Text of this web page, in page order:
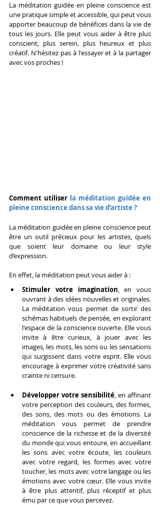
La méditation guidée en pleine conscience est
une pratique simple et accessible, qui peut vous
apporter beaucoup de bénéfices dans la vie de
tous les jours. Elle peut vous aider à être plus
conscient, plus serein, plus heureux et plus
créatif. N'hésitez pas à l'essayer et à la partager
avec vos proches !
Comment utiliser la méditation guidée en
pleine conscience dans sa vie d’artiste ?
La méditation guidée en pleine conscience peut
être un outil précieux pour les artistes, quels
que soient leur domaine ou leur style
d’expression.
En effet, la méditation peut vous aider à :
Stimuler votre imagination, en vous
ouvrant à des idées nouvelles et originales.
La méditation vous permet de sortir des
schémas habituels de pensée, en explorant
l'espace de la conscience ouverte. Elle vous
invite à être curieux, à jouer avec les
images, les mots, les sons ou les sensations
qui surgissent dans votre esprit. Elle vous
encourage à exprimer votre créativité sans
crainte ni censure.
Développer votre sensibilité, en affinant
votre perception des couleurs, des formes,
des sons, des mots ou des émotions. La
méditation vous permet de prendre
conscience de la richesse et de la diversité
du monde qui vous entoure, en accueillant
les sons avec votre écoute, les couleurs
avec votre regard, les formes avec votre
toucher, les mots avec votre langage ou les
émotions avec votre cœur. Elle vous invite
à être plus attentif, plus réceptif et plus
ému par ce que vous percevez.